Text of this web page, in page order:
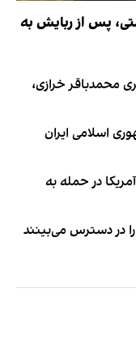
پس از ربایش به
محمدباقر خرازی،
اسلامی ایران
در حمله به
در دسترس می‌بینند